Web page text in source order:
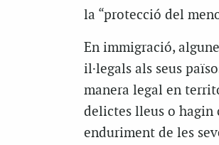
la “protecció del
En immigració,
il·legals als seus
manera legal en
delictes lleus o hagin
enduriment de les